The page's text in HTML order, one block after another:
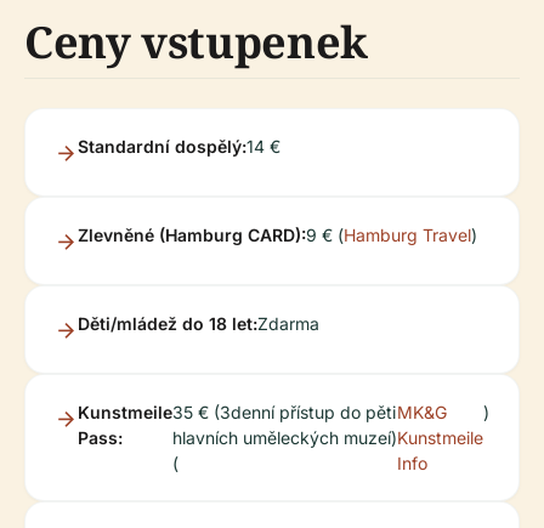
Ceny vstupenek
Standardní dospělý:14 €
Zlevněné (Hamburg CARD):9 € (Hamburg Travel)
Děti/mládež do 18 let:Zdarma
Kunstmeile
Pass:
35 € (3denní přístup do pěti
hlavních uměleckých muzeí)
(
MK&G
Kunstmeile
Info
)